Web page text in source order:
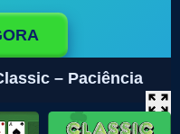
– Paciência